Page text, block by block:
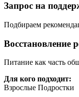
Запрос на
Подбираем
Восстановление
Питание как часть
Для кого подходит:
Взрослые Подростки